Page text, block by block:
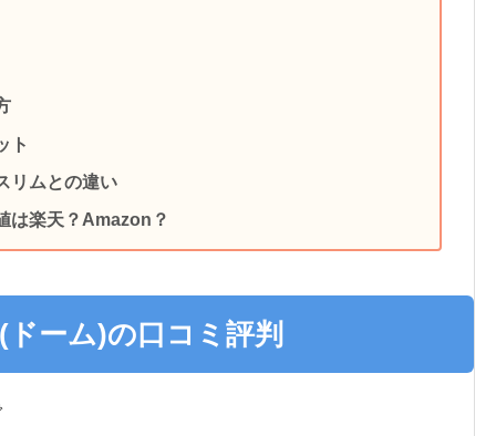
ト
リムとの違い
は楽天？Amazon？
ーム)の口コミ評判